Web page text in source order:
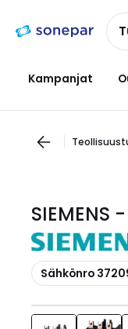
navigointiin
Kampanjat
SIEMENS
Kopioi
Sähkönro